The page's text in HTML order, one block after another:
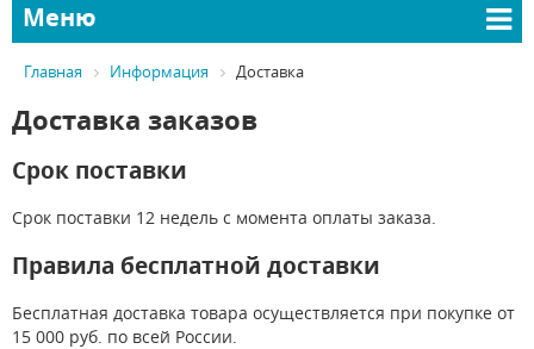
Меню
Главная Информация Доставка
Доставка заказов
Срок поставки
Срок поставки 12 недель с момента оплаты заказа.
Правила бесплатной доставки
Бесплатная доставка товара осуществляется при покупке от
15 000 руб. по всей России.